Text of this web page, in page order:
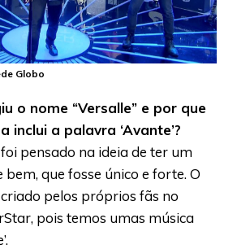
Globo
o nome “Versalle” e por que
inclui a palavra ‘Avante’?
pensado na ideia de ter um
bem, que fosse único e forte. O
criado pelos próprios fãs no
pois temos umas música